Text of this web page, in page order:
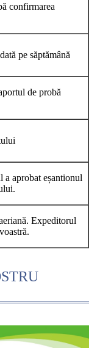
confirmarea
pe săptămână
de probă
aprobat eșantionul
Expeditorul